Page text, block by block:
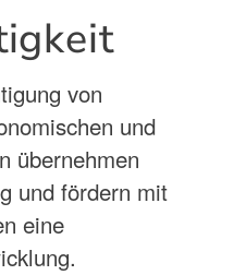
von
und
übernehmen
und fördern mit
eine